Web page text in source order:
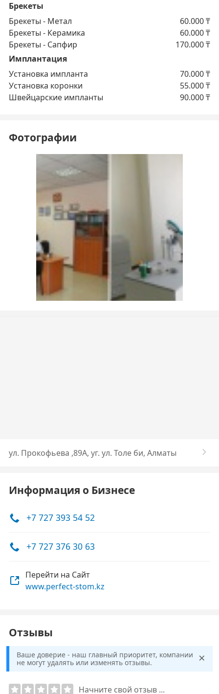
Брекеты
Брекеты - Метал
60.000₸
Брекеты - Керамика
60.000₸
Брекеты - Сапфир
170.000₸
Имплантация
Установка импланта
70.000₸
Установка коронки
55.000₸
Швейцарские импланты
90.000₸
Фотографии
ул. Прокофьева ,89А, уг. ул. Толе би, Алматы
Информация о Бизнесе
+7 727 393 54 52
+7 727 376 30 63
Перейти на Сайт
www.perfect-stom.kz
Отзывы
Ваше доверие - наш главный приоритет, компании
не могут удалять или изменять отзывы.
×
Начните свой отзыв ...